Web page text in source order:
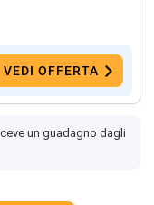
VEDI OFFERTA
un guadagno dagli